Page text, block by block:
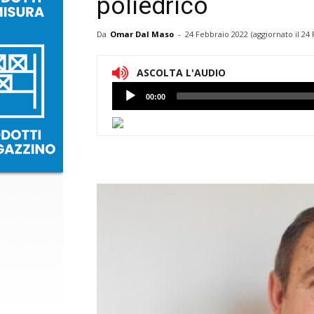
poliedrico
Da Omar Dal Maso - 24 Febbraio 2022 (aggiornato il 24
ASCOLTA L'AUDIO
Lettore
Audio
00:00